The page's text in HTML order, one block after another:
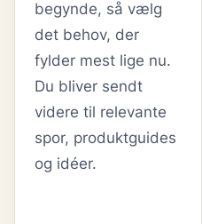
begynde, så vælg
det behov, der
fylder mest lige nu.
Du bliver sendt
videre til relevante
spor, produktguides
og idéer.